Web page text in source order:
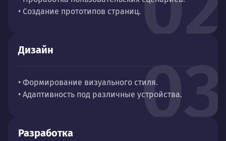
• Создание прототипов страниц.
03
Дизайн
• Формирование визуального стиля.
• Адаптивность под различные устройства.
Разработка